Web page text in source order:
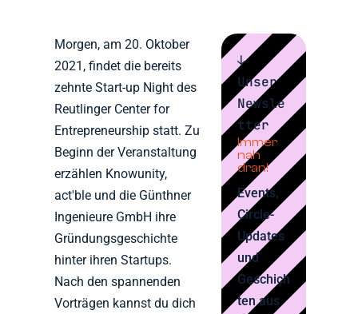
Morgen, am 20. Oktober
2021, findet die bereits
zehnte Start-up Night des
Reutlinger Center for
Entrepreneurship statt. Zu
Beginn der Veranstaltung
erzählen Knowunity,
act'ble und die Günthner
Ingenieure GmbH ihre
Gründungsgeschichte
hinter ihren Startups.
Nach den spannenden
Vorträgen kannst du dich
↓
Unser
Newsle
tter
Immer
nah
dran!
Events,
Circle-
Updates
und
Geschich
ten aus